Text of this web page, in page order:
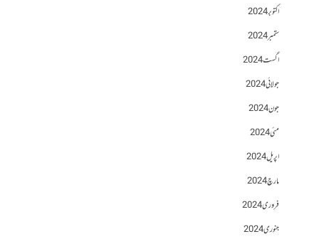
اکتوبر 2024
ستمبر 2024
اگست 2024
جولائی 2024
جون 2024
مئی 2024
اپریل 2024
مارچ 2024
فروری 2024
جنوری 2024